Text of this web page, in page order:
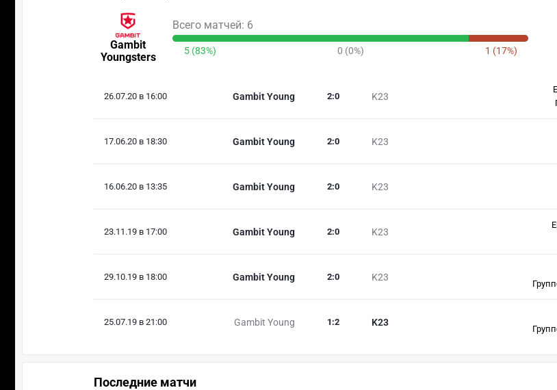
Gambit
Youngsters
Всего матчей: 6
5 (83%) 0 (0%) 1 (17%)
26.07.20 в 16:00 Gambit Young K23
2:0
17.06.20 в 18:30 Gambit Young K23
2:0
16.06.20 в 13:35 Gambit Young K23
2:0
23.11.19 в 17:00 Gambit Young K23
2:0
29.10.19 в 18:00 Gambit Young K23
2:0
25.07.19 в 21:00 Gambit Young K23
1 :2
Последние матчи